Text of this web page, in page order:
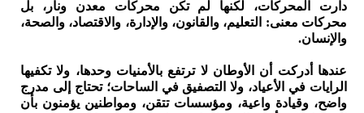
دارت المحركات، لكنها لم تكن محركات معدن ونار، بل
محركات معنى: التعليم، والقانون، والإدارة، والاقتصاد، والصحة،
والإنسان.
عندها أدركت أن الأوطان لا ترتفع بالأمنيات وحدها، ولا تكفيها
الرايات في الأعياد، ولا التصفيق في الساحات؛ تحتاج إلى مدرج
واضح، وقيادة واعية، ومؤسسات تتقن، ومواطنين يؤمنون بأن